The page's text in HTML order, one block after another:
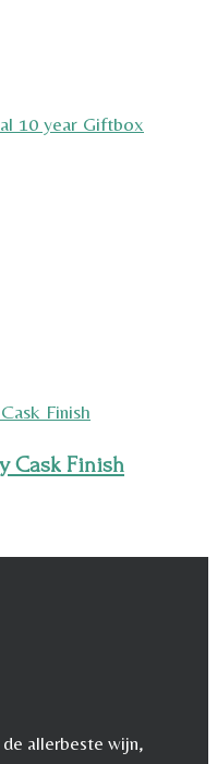
Cask Finish
allerbeste wijn,